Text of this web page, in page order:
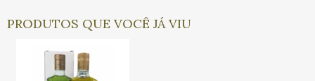
PRODUTOS QUE VOCÊ JÁ VIU